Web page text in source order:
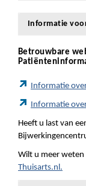
Informatie
Betrouwbare
Informatie
Informatie
Heeft u last van
Wilt u meer weten
Thuisarts.nl.